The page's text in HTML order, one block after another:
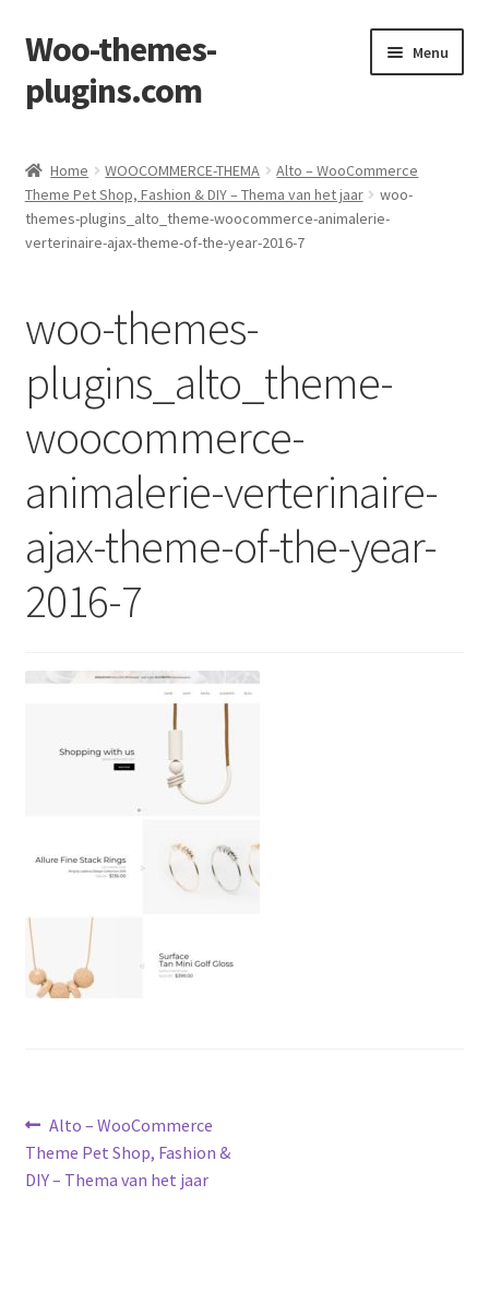
Skip
to
navigation
Skip
to
content
Woo-themes-
plugins.com
Menu
Home WOOCOMMERCE-THEMA
Alto – WooCommerce
Theme Pet Shop, Fashion & DIY – Thema van het jaar
woo-
themes-plugins_alto_theme-woocommerce-animalerie-
verterinaire-ajax-theme-of-the-year-2016-7
woo-themes-
plugins_alto_theme-
woocommerce-
animalerie-verterinaire-
ajax-theme-of-the-year-
2016-7
Post
navigation
Previous
post:
Alto – WooCommerce
Theme Pet Shop, Fashion &
DIY – Thema van het jaar